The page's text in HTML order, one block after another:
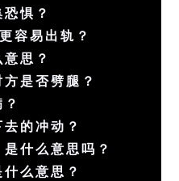
惧？
容易出轨？
思？
是否劈腿？
的冲动？
什么意思吗？
么意思？